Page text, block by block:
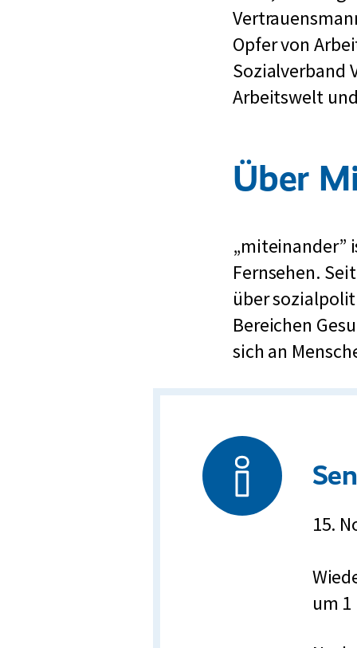
r
S
c
h
r
h
i
n
d
e
r
e
Opfer von
Sozialverband
Arbeitswelt
Über
„miteinander”
Fernsehen.
über
Bereichen
sich an
15.
um 1